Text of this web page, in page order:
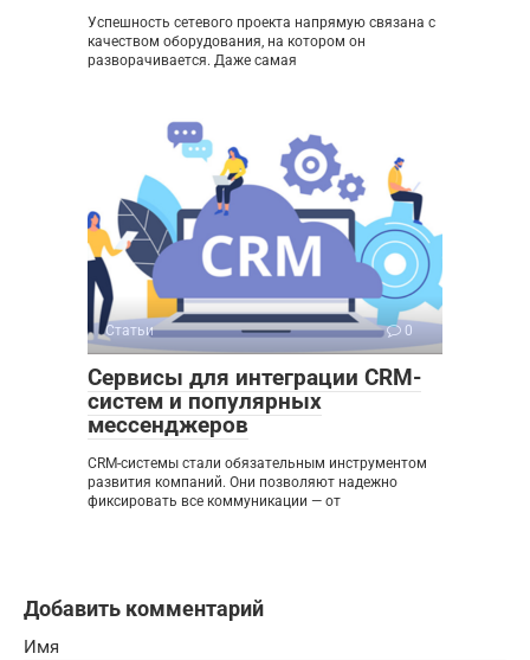
Успешность сетевого проекта напрямую связана с
качеством оборудования, на котором он
разворачивается. Даже самая
Статьи 0
Сервисы для интеграции CRM-
систем и популярных
мессенджеров
CRM-системы стали обязательным инструментом
развития компаний. Они позволяют надежно
фиксировать все коммуникации — от
Добавить комментарий
Имя